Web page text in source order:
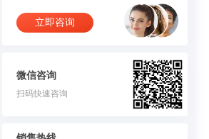
立即咨询
微信咨询
扫码快速咨询